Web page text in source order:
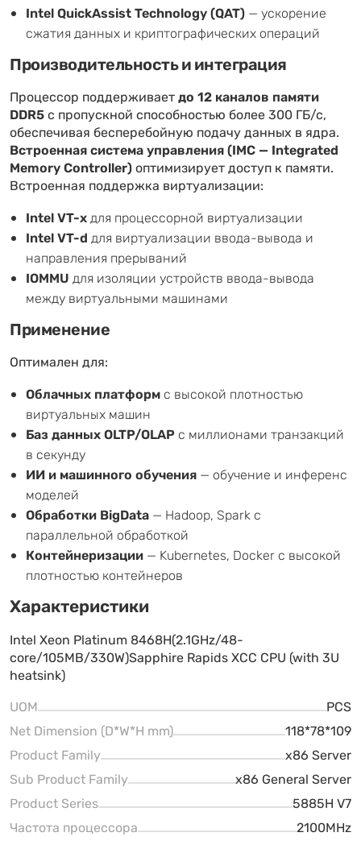
Intel QuickAssist Technology (QAT) — ускорение
сжатия данных и криптографических операций
Производительность и интеграция
Процессор поддерживаетдо 12 каналов памяти
DDR5с пропускной способностью более 300 ГБ/с,
обеспечивая бесперебойную подачу данных в ядра.
Встроенная система управления (IMC — Integrated
Memory Controller)оптимизирует доступ к памяти.
Встроенная поддержка виртуализации:
Intel VT-xдля процессорной виртуализации
Intel VT-d для виртуализации ввода-вывода и
направления прерываний
IOMMU для изоляции устройств ввода-вывода
между виртуальными машинами
Применение
Оптимален для:
Облачных платформ с высокой плотностью
виртуальных машин
Баз данных OLTP/OLAP с миллионами транзакций
в секунду
ИИ и машинного обучения — обучение и инференс
моделей
Обработки BigData — Hadoop, Spark с
параллельной обработкой
Контейнеризации — Kubernetes, Docker с высокой
плотностью контейнеров
Характеристики
Intel Xeon Platinum 8468H(2.1GHz/48-
core/105MB/330W)Sapphire Rapids XCC CPU (with 3U
heatsink)
UOM
PCS
Net Dimension (D*W*H mm)
118*78*109
Product Family
x86 Server
Sub Product Family
x86 General Server
Product Series
5885H V7
Частота процессора
2100MHz